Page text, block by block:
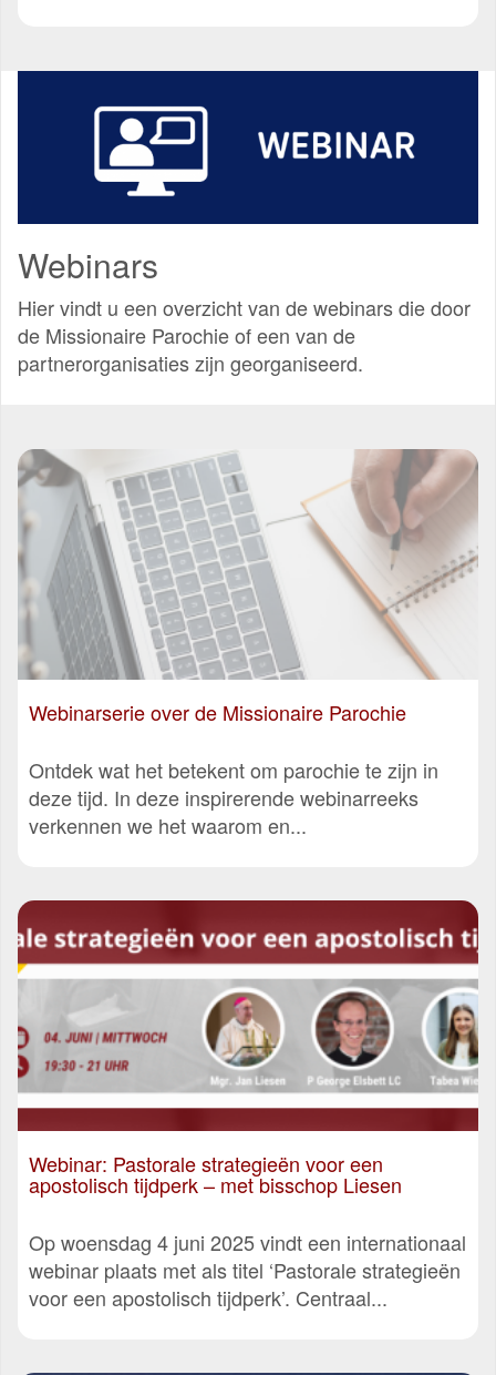
Webinars
Hier vindt u een overzicht van de webinars die door
de Missionaire Parochie of een van de
partnerorganisaties zijn georganiseerd.
Webinarserie over de Missionaire Parochie
Ontdek wat het betekent om parochie te zijn in
deze tijd. In deze inspirerende webinarreeks
verkennen we het waarom en...
Webinar: Pastorale strategieën voor een
apostolisch tijdperk – met bisschop Liesen
Op woensdag 4 juni 2025 vindt een internationaal
webinar plaats met als titel ‘Pastorale strategieën
voor een apostolisch tijdperk’. Centraal...